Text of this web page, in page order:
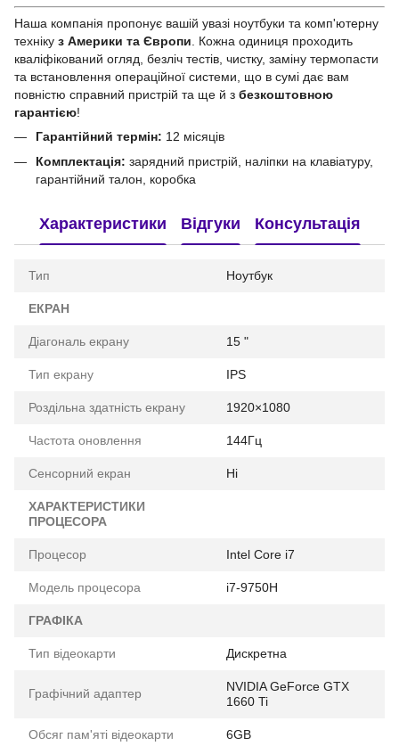
Наша компанія пропонує вашій увазі ноутбуки та комп'ютерну
техніку з Америки та Європи . Кожна одиниця проходить
кваліфікований огляд, безліч тестів, чистку, заміну термопасти
та встановлення операційної системи, що в сумі дає вам
повністю справний пристрій та ще й з безкоштовною
гарантією!
Гарантійний термін: 12 місяців
Комплектація: зарядний пристрій, наліпки на клавіатуру,
гарантійний талон, коробка
Характеристики Відгуки Консультація
Тип Ноутбук
ЕКРАН
Діагональ екрану 15 "
Тип екрану IPS
Роздільна здатність екрану 1920×1080
Частота оновлення 144Гц
Сенсорний екран Ні
ХАРАКТЕРИСТИКИ
ПРОЦЕСОРА
Процесор Intel Core i7
Модель процесора i7-9750H
ГРАФІКА
Тип відеокарти Дискретна
Графічний адаптер
NVIDIA GeForce GTX
1660 Ti
Обсяг пам'яті відеокарти 6GB